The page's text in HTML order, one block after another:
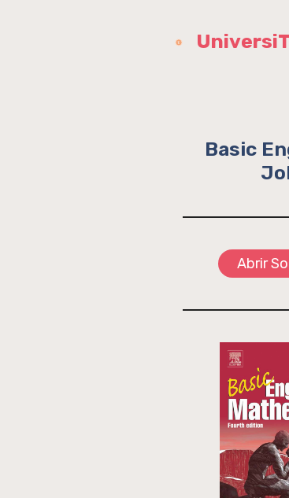
Basic
Abrir